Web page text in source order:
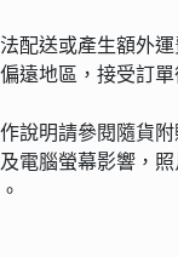
配送或產生額外運
遠地區，接受訂
說明請參閱隨貨附
電腦螢幕影響，照